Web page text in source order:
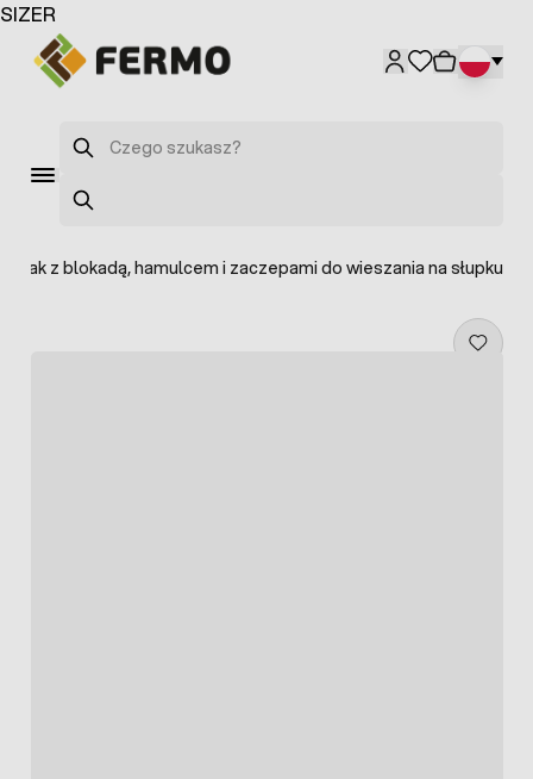
Przejdź do treści
Szukaj
Szukaj
z blokadą, hamulcem i zaczepami do wieszania na słupku
SIZER